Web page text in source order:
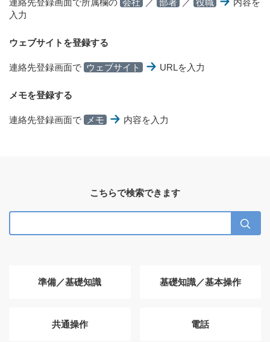
入力
ウェブサイトを登録する
連絡先登録画面で ウェブサイト URLを入力
メモを登録する
連絡先登録画面で メモ 内容を入力
こちらで検索できます
準備／基礎知識 基礎知識／基本操作
共通操作 電話